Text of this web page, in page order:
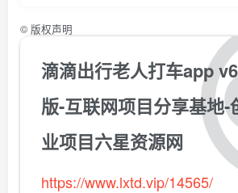
© 版权声明
滴滴出行老人打车app
版-互联网项目分享基地-
业项目六星资源网
https://www.lxtd.vip/14565/